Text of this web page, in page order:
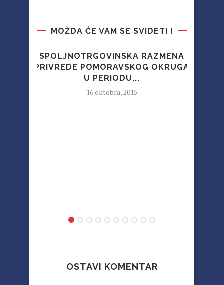
MOŽDA ĆE VAM SE SVIDETI I
SPOLJNOTRGOVINSKA RAZMENA
PRIVREDE POMORAVSKOG OKRUGA
U PERIODU...
16 oktobra, 2015
OSTAVI KOMENTAR